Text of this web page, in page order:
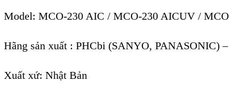
Model: MCO-230 AIC / MCO-230 AICUV /
Hãng sản xuất : PHCbi (SANYO, PANASONIC)
Xuất xứ: Nhật Bản